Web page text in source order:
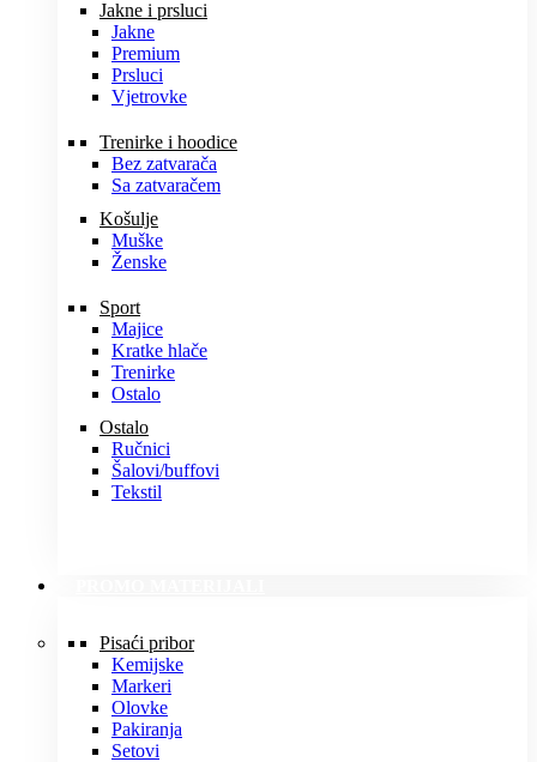
Jakne i prsluci
Jakne
Premium
Prsluci
Vjetrovke
Trenirke i hoodice
Bez zatvarača
Sa zatvaračem
Košulje
Muške
Ženske
Sport
Majice
Kratke hlače
Trenirke
Ostalo
Ostalo
Ručnici
Šalovi/buffovi
Tekstil
Pisaći pribor
Kemijske
Markeri
Olovke
Pakiranja
Setovi